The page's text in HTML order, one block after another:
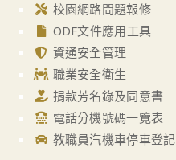
校園網路問題報修
ODF文件應用工具
資通安全管理
職業安全衛生
捐款芳名錄及同意書
電話分機號碼一覽表
教職員汽機車停車登記